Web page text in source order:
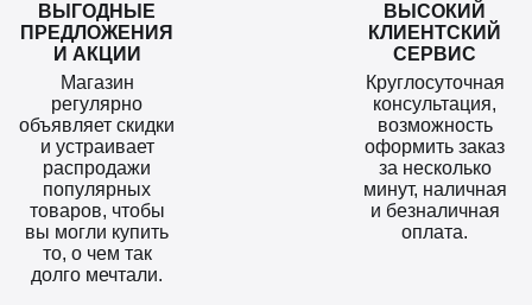
ВЫГОДНЫЕ
ПРЕДЛОЖЕНИЯ
И АКЦИИ
Магазин
регулярно
объявляет скидки
и устраивает
распродажи
популярных
товаров, чтобы
вы могли купить
то, о чем так
долго мечтали.
ВЫСОКИЙ
КЛИЕНТСКИЙ
СЕРВИС
Круглосуточная
консультация,
возможность
оформить заказ
за несколько
минут, наличная
и безналичная
оплата.